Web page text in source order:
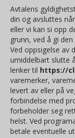
Avtalens
din og avsluttes
eller vi kan si opp
grunn, ved å gi
Ved oppsigelse av
umiddelbart slutte
lenker til https://
varemerker,
levert av eller på
forbindelse med
forbeholder seg
helst. Ved
betale eventuelle